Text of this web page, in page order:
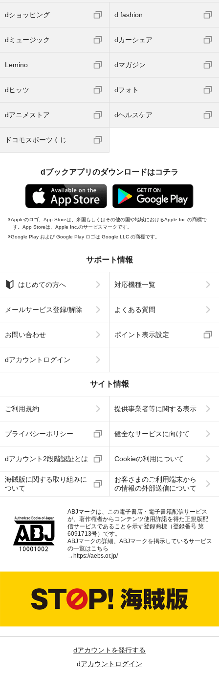
dショッピング d fashion
dミュージック dカーシェア
Lemino dマガジン
dヒッツ dフォト
dアニメストア dヘルスケア
ドコモスポーツくじ
dブックアプリのダウンロードはコチラ
Appleのロゴ、App Storeは、米国もしくはその他の国や地域におけるApple Inc.の商標で
す。App Storeは、Apple Inc.のサービスマークです。
Google Play および Google Play ロゴは Google LLC の商標です。
サポート情報
はじめての方へ 対応機種一覧
メールサービス登録/解除 よくある質問
お問い合わせ ポイント表示設定
dアカウントログイン
サイト情報
ご利用規約 提供事業者等に関する表示
プライバシーポリシー 健全なサービスに向けて
dアカウント2段階認証とは Cookieの利用について
海賊版に関する取り組みに
ついて
お客さまのご利用端末から
の情報の外部送信について
ABJマークは、この電子書店・電子書籍配信サービス
が、著作権者からコンテンツ使用許諾を得た正規版配
信サービスであることを示す登録商標（登録番号 第
6091713号）です。
ABJマークの詳細、ABJマークを掲示しているサービス
の一覧はこちら
→ https://aebs.or.jp/
dアカウントを発行する
dアカウントログイン